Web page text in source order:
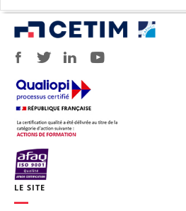
Profil du formateur
André Mulot, ingénieur
avec une longue
traitements thermiques.
Personnel concerné
Tous niveaux avec
LE SITE